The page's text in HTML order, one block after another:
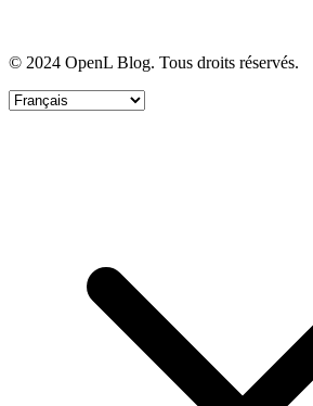
© 2024 OpenL Blog. Tous droits réservés.